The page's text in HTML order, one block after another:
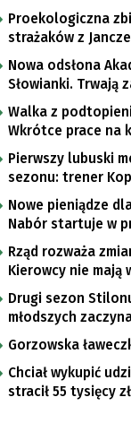
Proekologiczna
strażaków z
Nowa odsłona
Słowianki. Trwają
Walka z
Wkrótce prace na
Gorzowa
Pierwszy lubuski
sezonu: trener
znajomi
Nowe pieniądze
Nabór startuje w
Rząd rozważa
Kierowcy nie mają
Drugi sezon
młodszych
Gorzowska
Chciał wykupić
stracił 55 tysięcy